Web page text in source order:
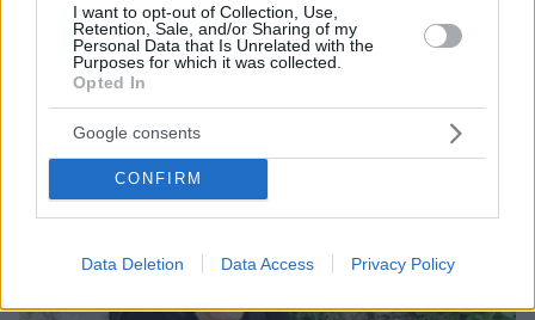
I want to opt-out of Collection, Use,
Retention, Sale, and/or Sharing of my
Personal Data that Is Unrelated with the
Purposes for which it was collected.
Opted In
Google consents
CONFIRM
Data Deletion Data Access Privacy Policy
Ο οδηγός του φορτηγού περιγράφει πώς έγινε το
τροχαίο με τους νεκρούς μάνα και γιο στις Σέρρες,
η 43χρονη και ο 21χρονος πήγαιναν μαζί για
δουλειά
07.08.2026, 13:17